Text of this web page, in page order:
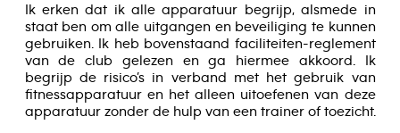
Ik erken dat ik alle apparatuur begrijp, alsmede in
staat ben om alle uitgangen en beveiliging te kunnen
gebruiken. Ik heb bovenstaand faciliteiten-reglement
van de club gelezen en ga hiermee akkoord. Ik
begrijp de risico’s in verband met het gebruik van
fitnessapparatuur en het alleen uitoefenen van deze
apparatuur zonder de hulp van een trainer of toezicht.